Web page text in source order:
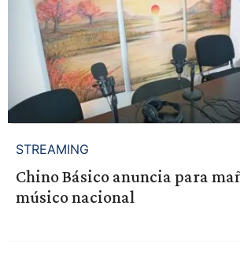
STREAMING
Chino Básico anuncia para
músico nacional